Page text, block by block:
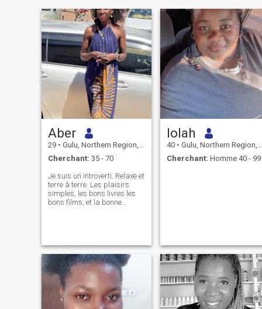
Aber
29 • Gulu, Northern Region, Ouganda
Cherchant: 35 - 70
Je suis un introverti. Relaxe et
terre à terre. Les plaisirs
simples, les bons livres les
bons films, et la bonne
habituellement sur une
application de rencontres, je
ne peux pas promettre de ne
pas vous ennuyer à mort
lolah
40 • Gulu, Northern Region, Ouganda
Cherchant: Homme 40 - 99